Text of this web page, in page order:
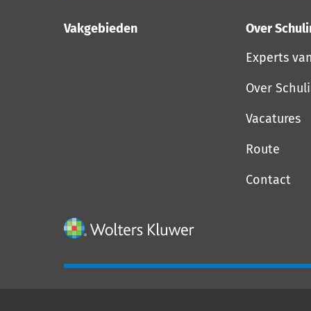
Vakgebieden
Over
Experts
Over
Vacatures
Route
Contact